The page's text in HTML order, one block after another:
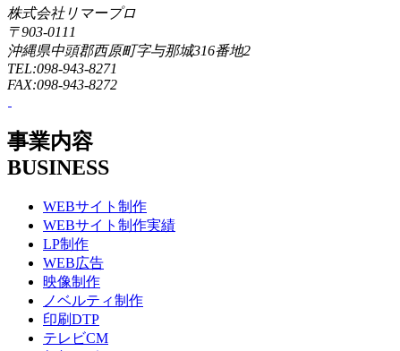
株式会社リマープロ
〒903-0111
沖縄県中頭郡西原町字与那城316番地2
TEL:098-943-8271
FAX:098-943-8272
事業内容
BUSINESS
WEBサイト制作
WEBサイト制作実績
LP制作
WEB広告
映像制作
ノベルティ制作
印刷DTP
テレビCM